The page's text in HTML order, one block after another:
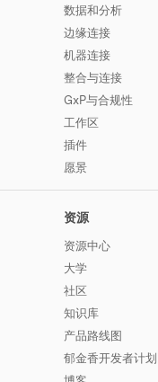
数据和分析
边缘连接
机器连接
整合与连接
GxP与合规性
工作区
插件
愿景
资源
资源中心
大学
社区
知识库
产品路线图
郁金香开发者计划